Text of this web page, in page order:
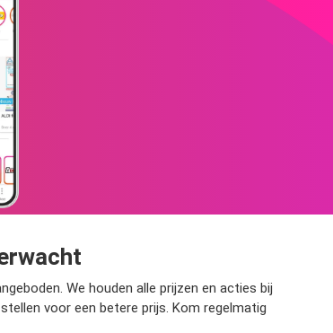
We houden alle prijzen en acties bij
voor een betere prijs. Kom regelmatig